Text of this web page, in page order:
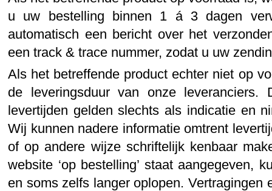
u uw bestelling binnen 1 á 3 dagen
automatisch een bericht over het
een track & trace nummer, zodat u uw
Als het betreffende product echter niet op
de leveringsduur van onze leveranciers.
levertijden gelden slechts als indicatie en
Wij kunnen nadere informatie omtrent
of op andere wijze schriftelijk kenbaar
website ‘op bestelling’ staat aangegeven,
en soms zelfs langer oplopen. Vertragingen